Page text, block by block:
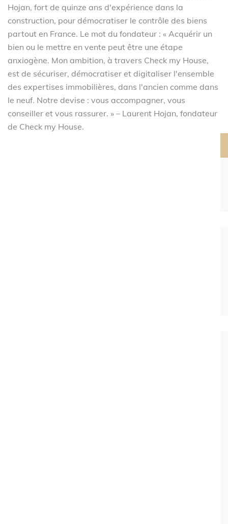
Hojan, fort de quinze ans d'expérience dans la
construction, pour démocratiser le contrôle des biens
partout en France. Le mot du fondateur : « Acquérir un
bien ou le mettre en vente peut être une étape
anxiogène. Mon ambition, à travers Check my House,
est de sécuriser, démocratiser et digitaliser l'ensemble
des expertises immobilières, dans l'ancien comme dans
le neuf. Notre devise : vous accompagner, vous
conseiller et vous rassurer. » – Laurent Hojan, fondateur
de Check my House.